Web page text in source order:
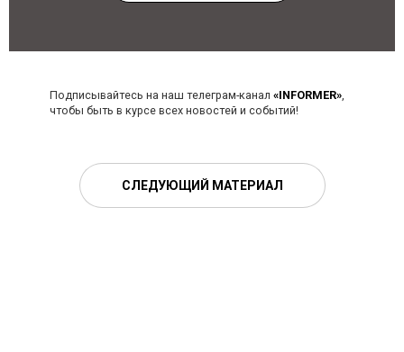
Подписывайтесь на наш телеграм-канал «INFORMER»,
чтобы быть в курсе всех новостей и событий!
СЛЕДУЮЩИЙ МАТЕРИАЛ